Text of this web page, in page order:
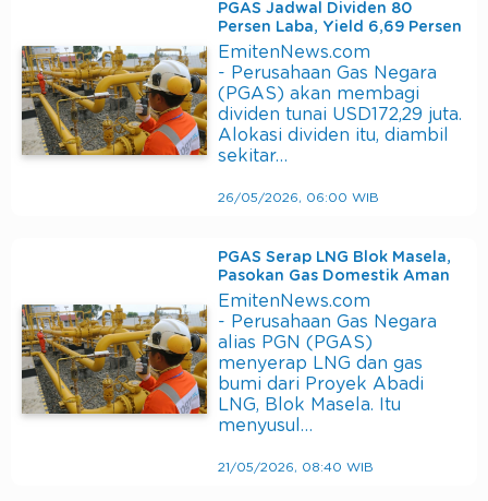
PGAS Jadwal Dividen 80
Persen Laba, Yield 6,69 Persen
EmitenNews.com
- Perusahaan Gas Negara
(PGAS) akan membagi
dividen tunai USD172,29 juta.
Alokasi dividen itu, diambil
sekitar…
26/05/2026, 06:00 WIB
PGAS Serap LNG Blok Masela,
Pasokan Gas Domestik Aman
EmitenNews.com
- Perusahaan Gas Negara
alias PGN (PGAS)
menyerap LNG dan gas
bumi dari Proyek Abadi
LNG, Blok Masela. Itu
menyusul…
21/05/2026, 08:40 WIB